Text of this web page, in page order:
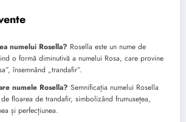
numelui Rosella? Rosella este un nume de
o formă diminutivă a numelui Rosa, care provine
însemnând „trandafir”.
numele Rosella? Semnificația numelui Rosella
floarea de trandafir, simbolizând frumusețea,
și perfecțiunea.